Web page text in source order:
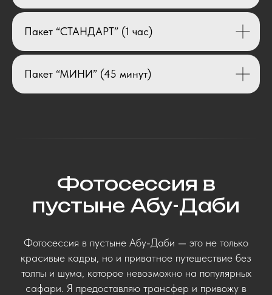
Пакет “СТАНДАРТ” (1 час)
Пакет “МИНИ” (45 минут)
Фотосессия в
пустыне Абу-Даби
Фотосессия в пустыне Абу-Даби — это не только
красивые кадры, но и приватное путешествие без
толпы и шума, которое невозможно на популярных
сафари. Я предоставляю трансфер и привожу в